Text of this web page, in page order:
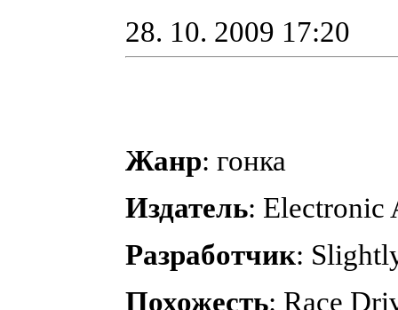
28. 10. 2009 17:20
Жанр: гонка
Издатель: Electronic
Разработчик:
Похожесть: Race